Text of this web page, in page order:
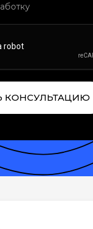
КОНСУЛЬТАЦИЮ